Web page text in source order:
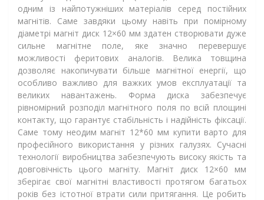
одним із найпотужніших матеріалів серед постійних
магнітів. Саме завдяки цьому навіть при помірному
діаметрі магніт диск 12×60 мм здатен створювати дуже
сильне магнітне поле, яке значно перевершує
можливості феритових аналогів. Велика товщина
дозволяє накопичувати більше магнітної енергії, що
особливо важливо для важких умов експлуатації та
великих навантажень. Форма диска забезпечує
рівномірний розподіл магнітного поля по всій площині
контакту, що гарантує стабільність і надійність фіксації.
Саме тому неодим магніт 12*60 мм купити варто для
професійного використання у різних галузях. Сучасні
технології виробництва забезпечують високу якість та
довговічність цього магніту. Магніт диск 12×60 мм
зберігає свої магнітні властивості протягом багатьох
років без істотної втрати сили притягання. Це робить